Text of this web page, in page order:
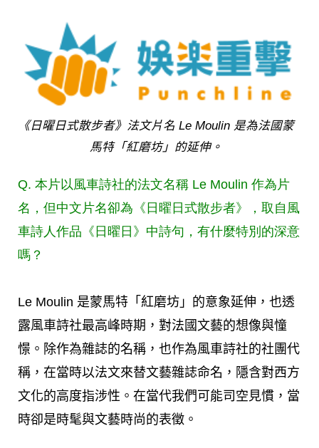
《日曜日式散步者》法文片名 Le Moulin 是為法國蒙
馬特「紅磨坊」的延伸。
Q. 本片以風車詩社的法文名稱 Le Moulin 作為片
名，但中文片名卻為《日曜日式散步者》，取自風
車詩人作品《日曜日》中詩句，有什麼特別的深意
嗎？
Le Moulin 是蒙馬特「紅磨坊」的意象延伸，也透
露風車詩社最高峰時期，對法國文藝的想像與憧
憬。除作為雜誌的名稱，也作為風車詩社的社團代
稱，在當時以法文來替文藝雜誌命名，隱含對西方
文化的高度指涉性。在當代我們可能司空見慣，當
時卻是時髦與文藝時尚的表徵。